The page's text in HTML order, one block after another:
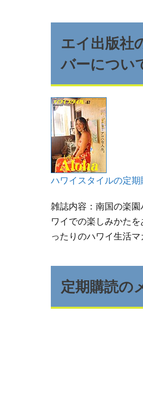
エイ出版社
バーについ
ハワイスタイルの定期
雑誌内容：南国の楽
ワイでの楽しみかた
ったりのハワイ生活マ
定期購読の